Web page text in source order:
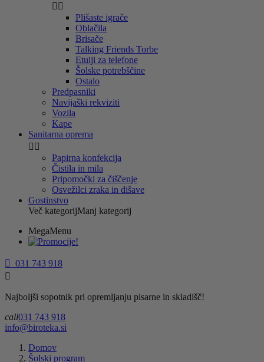
 
Plišaste igrače
Oblačila
Brisače
Talking Friends Torbe
Etuiji za telefone
Šolske potrebščine
Ostalo
Predpasniki
Navijaški rekviziti
Vozila
Kape
Sanitarna oprema
 
Papirna konfekcija
Čistila in mila
Pripomočki za čiščenje
Osvežilci zraka in dišave
Gostinstvo
Več kategorijManj kategorij
MegaMenu

031 743 918

Najboljši sopotnik pri opremljanju pisarne in skladišč!
call031 743 918
info@biroteka.si
Domov
Šolski program